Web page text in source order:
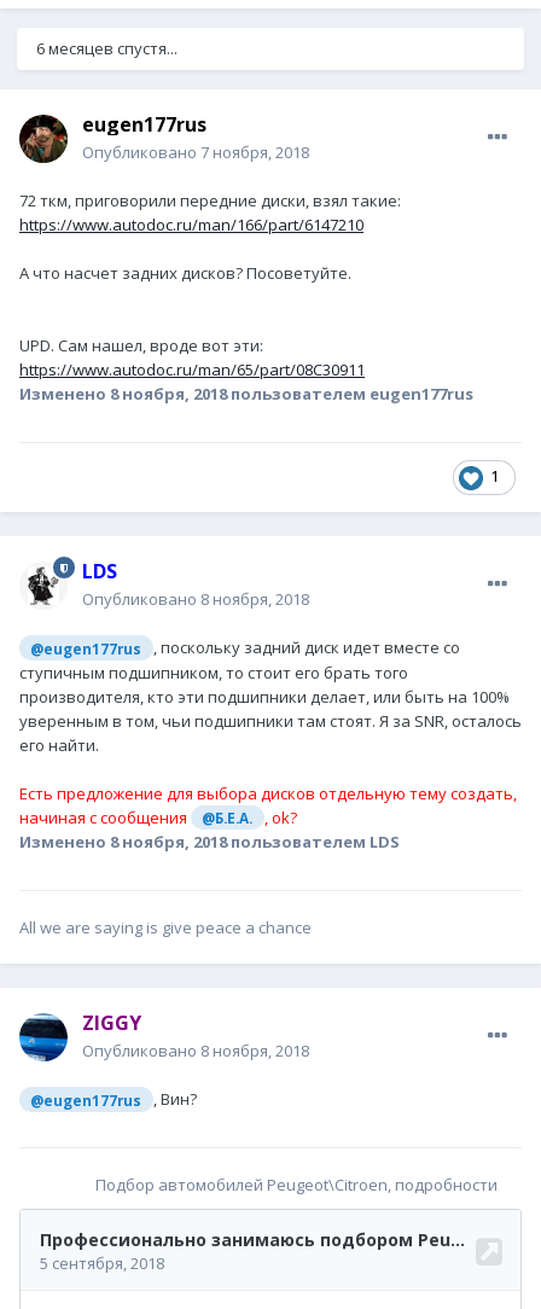
6 месяцев спустя...
eugen177rus
Опубликовано 7 ноября, 2018
72 ткм, приговорили передние диски, взял такие:
https://www.autodoc.ru/man/166/part/6147210
А что насчет задних дисков? Посоветуйте.
UPD. Сам нашел, вроде вот эти:
https://www.autodoc.ru/man/65/part/08C30911
Изменено 8 ноября, 2018пользователем eugen177rus
1
LDS
Опубликовано 8 ноября, 2018
@eugen177rus
, поскольку задний диск идет вместе со
ступичным подшипником, то стоит его брать того
производителя, кто эти подшипники делает, или быть на 100%
уверенным в том, чьи подшипники там стоят. Я за SNR, осталось
его найти.
Есть предложение для выбора дисков отдельную тему создать,
начиная с сообщения
@Б.Е.А.
, ok?
Изменено 8 ноября, 2018пользователем LDS
All we are saying is give peace a chance
ZIGGY
Опубликовано 8 ноября, 2018
@eugen177rus , Вин?
Подбор автомобилей Peugeot\Citroen, подробности